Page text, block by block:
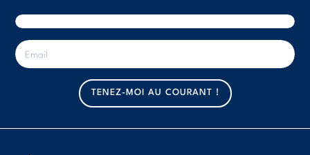
E
-
m
TENEZ-MOI AU COURANT !